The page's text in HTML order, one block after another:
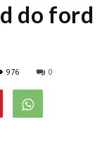
do ford
976 0